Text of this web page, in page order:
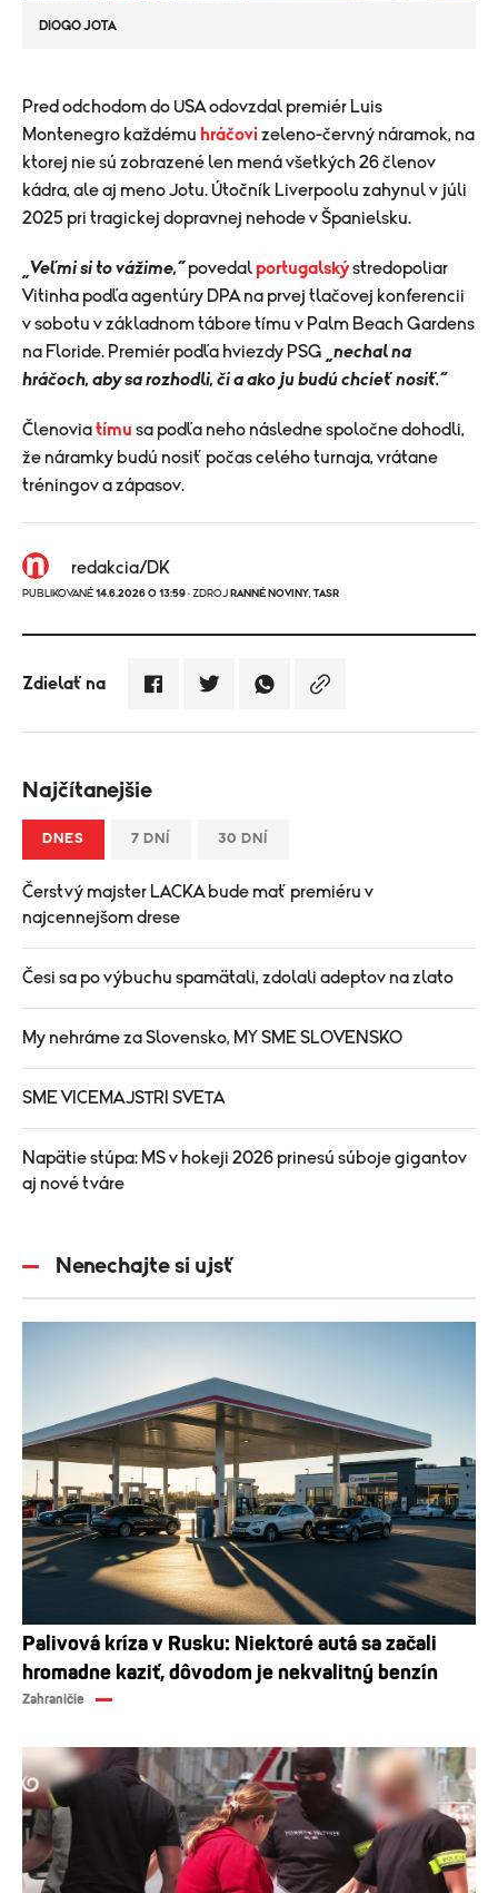
DIOGO JOTA
​Pred odchodom do USA odovzdal premiér Luis
Montenegro každému hráčovi zeleno-červný náramok, na
ktorej nie sú zobrazené len mená všetkých 26 členov
kádra, ale aj meno Jotu. Útočník Liverpoolu zahynul v júli
2025 pri tragickej dopravnej nehode v Španielsku.
„Veľmi si to vážime,“ povedal portugalskýstredopoliar
Vitinha podľa agentúry DPA na prvej tlačovej konferencii
v sobotu v základnom tábore tímu v Palm Beach Gardens
na Floride. Premiér podľa hviezdy PSG
„nechal na
hráčoch, aby sa rozhodli, či a ako ju budú chcieť nosiť.“
Členoviatímu sa podľa neho následne spoločne dohodli,
že náramky budú nosiť počas celého turnaja, vrátane
tréningov a zápasov.
redakcia/DK
PUBLIKOVANÉ 14.6.2026 O 13:59 · ZDROJ RANNÉ NOVINY, TASR
Zdielať na
Najčítanejšie
DNES 7 DNÍ 30 DNÍ
Čerstvý majster LACKA bude mať premiéru v
najcennejšom drese
Česi sa po výbuchu spamätali, zdolali adeptov na zlato
My nehráme za Slovensko, MY SME SLOVENSKO
SME VICEMAJSTRI SVETA
Napätie stúpa: MS v hokeji 2026 prinesú súboje gigantov
aj nové tváre
Nenechajte si ujsť
Palivová kríza v Rusku: Niektoré autá sa začali
hromadne kaziť, dôvodom je nekvalitný benzín
Zahraničie